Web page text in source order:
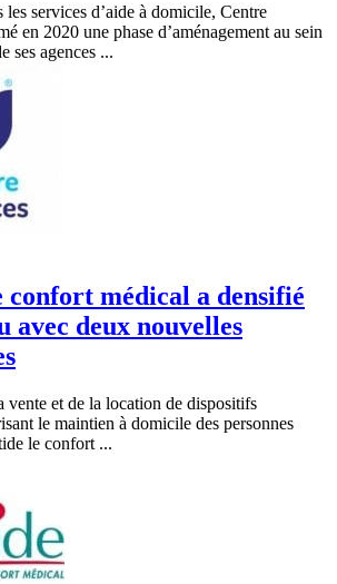
les services d’aide à domicile, Centre
en 2020 une phase d’aménagement au sein
ses agences ...
confort médical a densifié
avec deux nouvelles
vente et de la location de dispositifs
le maintien à domicile des personnes
le confort ...